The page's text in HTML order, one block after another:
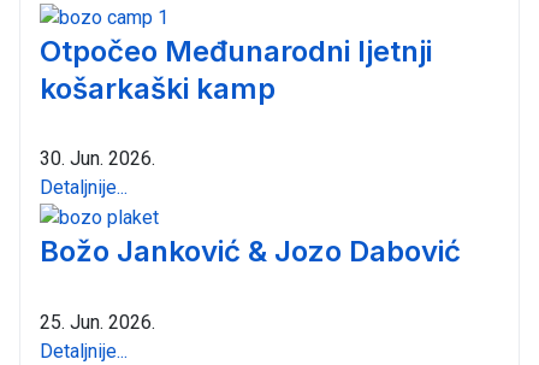
Otpočeo Međunarodni ljetnji
košarkaški kamp
30. Jun. 2026.
Detaljnije...
Božo Janković & Jozo Dabović
25. Jun. 2026.
Detaljnije...